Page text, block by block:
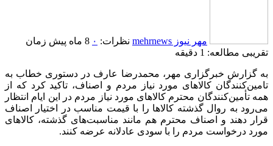
مهر نیوز mehrnews نظرات: ۰ 8 ماه پیش
زمان
تقریبی مطالعه: 1 دقیقه
به گزارش خبرگزاری مهر، محمدرضا عارف در دستوری خطاب به
تامین‌کنندگان کالاهای مورد نیاز مردم و اصناف، تاکید کرد که از
همه تأمین‌کنندگان محترم کالاهای مورد نیاز مردم در این ایام انتظار
می‌رود به روال گذشته کالاها را با قیمت مناسب در اختیار اصناف
قرار دهند و اصناف محترم هم مانند مناسبت‌های گذشته، کالاهای
مورد درخواست مردم را با سودی عادلانه عرضه کنند.